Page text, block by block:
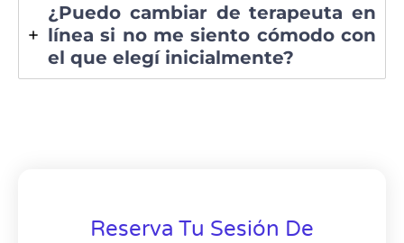
¿Puedo cambiar de terapeuta en
línea si no me siento cómodo con
el que elegí inicialmente?
Reserva Tu Sesión De